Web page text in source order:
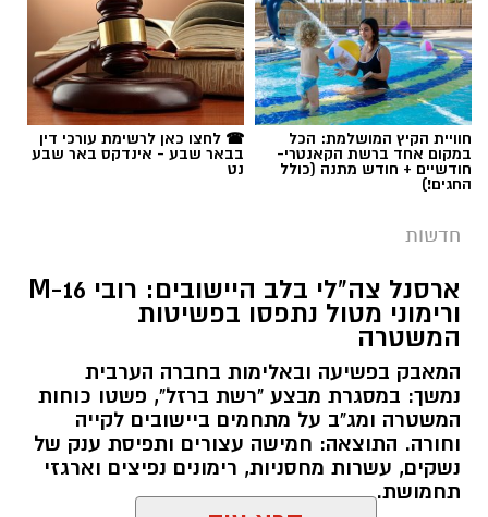
חוויית הקיץ המושלמת: הכל
במקום אחד ברשת הקאנטרי-
חודשיים + חודש מתנה (כולל
החגים!)
☎ לחצו כאן לרשימת עורכי דין
בבאר שבע - אינדקס באר שבע
נט
חדשות
המשטרה
נמשך: במסגרת מבצע "רשת ברזל", פשטו כוחות
המשטרה ומג"ב על מתחמים ביישובים לקייה
וחורה. התוצאה: חמישה עצורים ותפיסת ענק של
נשקים, עשרות מחסניות, רימונים נפיצים וארגזי
תחמושת.
רותם שרון / 17:35 09.08.26
קרא עוד
אולי יעניין אותך גם